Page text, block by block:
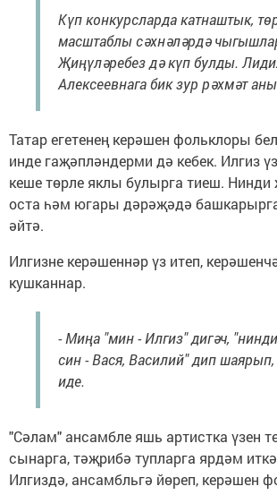
Күп конкурсларда катнаштык,
масштаблы сәхнәләрдә
Җиңүләребез дә күп булды.
Алексеевнага бик зур рәхмәт
Татар егетенең керәшен фольклоры
инде гаҗәпләндерми дә кебек. Илгиз
кеше төрле яклы булырга тиеш.
оста һәм югары дәрәҗәдә
әйтә.
Илгизне керәшеннәр үз итеп,
кушканнар.
- Миңа "мин - Илгиз" дигәч,
син - Вася, Василий" дип шаярып,
иде.
"Сәлам" ансамбле яшь артистка үзен
сынарга, тәҗрибә тупларга ярдәм
Илгиздә, ансамбльгә йөреп, керәшен